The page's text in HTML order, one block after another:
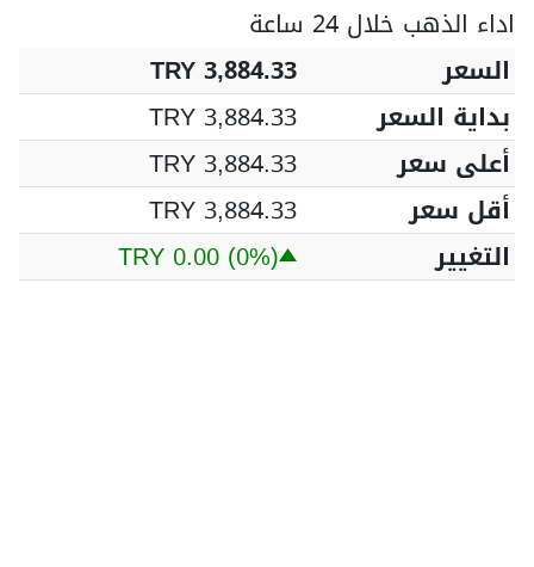
اداء الذهب خلال 24 ساعة
السعر
TRY 3,884.33
بداية السعر
TRY 3,884.33
أعلى سعر
TRY 3,884.33
أقل سعر
TRY 3,884.33
التغيير
TRY 0.00 (0%)